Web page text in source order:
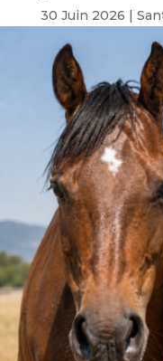
30 Juin 2026 |